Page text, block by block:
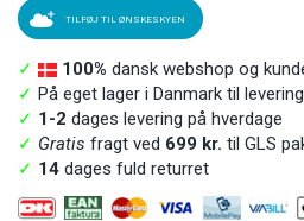
TILFØJ TIL ØNSKESKYEN
✓ 100% dansk webshop og
✓ På eget lager i Danmark til levering
✓ 1-2 dages levering på hverdage
✓ Gratis fragt ved 699 kr. til GLS
✓ 14 dages fuld returret